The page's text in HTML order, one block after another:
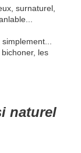
surnaturel,
les
naturel